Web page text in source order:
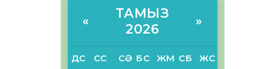
«
ТАМЫЗ
2026
»
ДС СС СӘ БС ЖМ СБ ЖС